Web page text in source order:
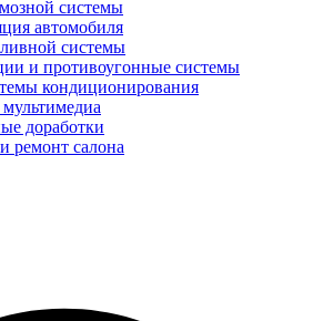
системы
автомобиля
системы
и противоугонные системы
кондиционирования
доработки
ремонт салона